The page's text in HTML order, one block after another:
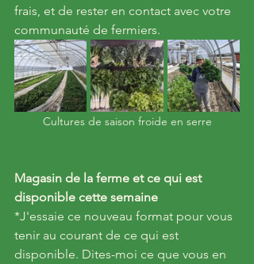
frais, et de rester en contact avec votre
communauté de fermiers.
Cultures de saison froide en serre
Magasin de la ferme et ce qui est
disponible cette semaine
*J'essaie ce nouveau format pour vous
tenir au courant de ce qui est
disponible. Dites-moi ce que vous en